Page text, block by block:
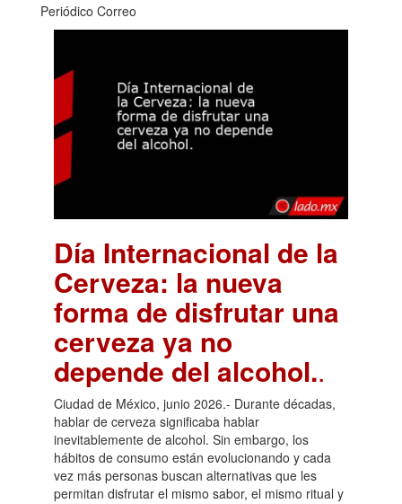
Periódico Correo
Día Internacional de la
Cerveza: la nueva
forma de disfrutar una
cerveza ya no
depende del alcohol..
Ciudad de México, junio 2026.- Durante décadas,
hablar de cerveza significaba hablar
inevitablemente de alcohol. Sin embargo, los
hábitos de consumo están evolucionando y cada
vez más personas buscan alternativas que les
permitan disfrutar el mismo sabor, el mismo ritual y